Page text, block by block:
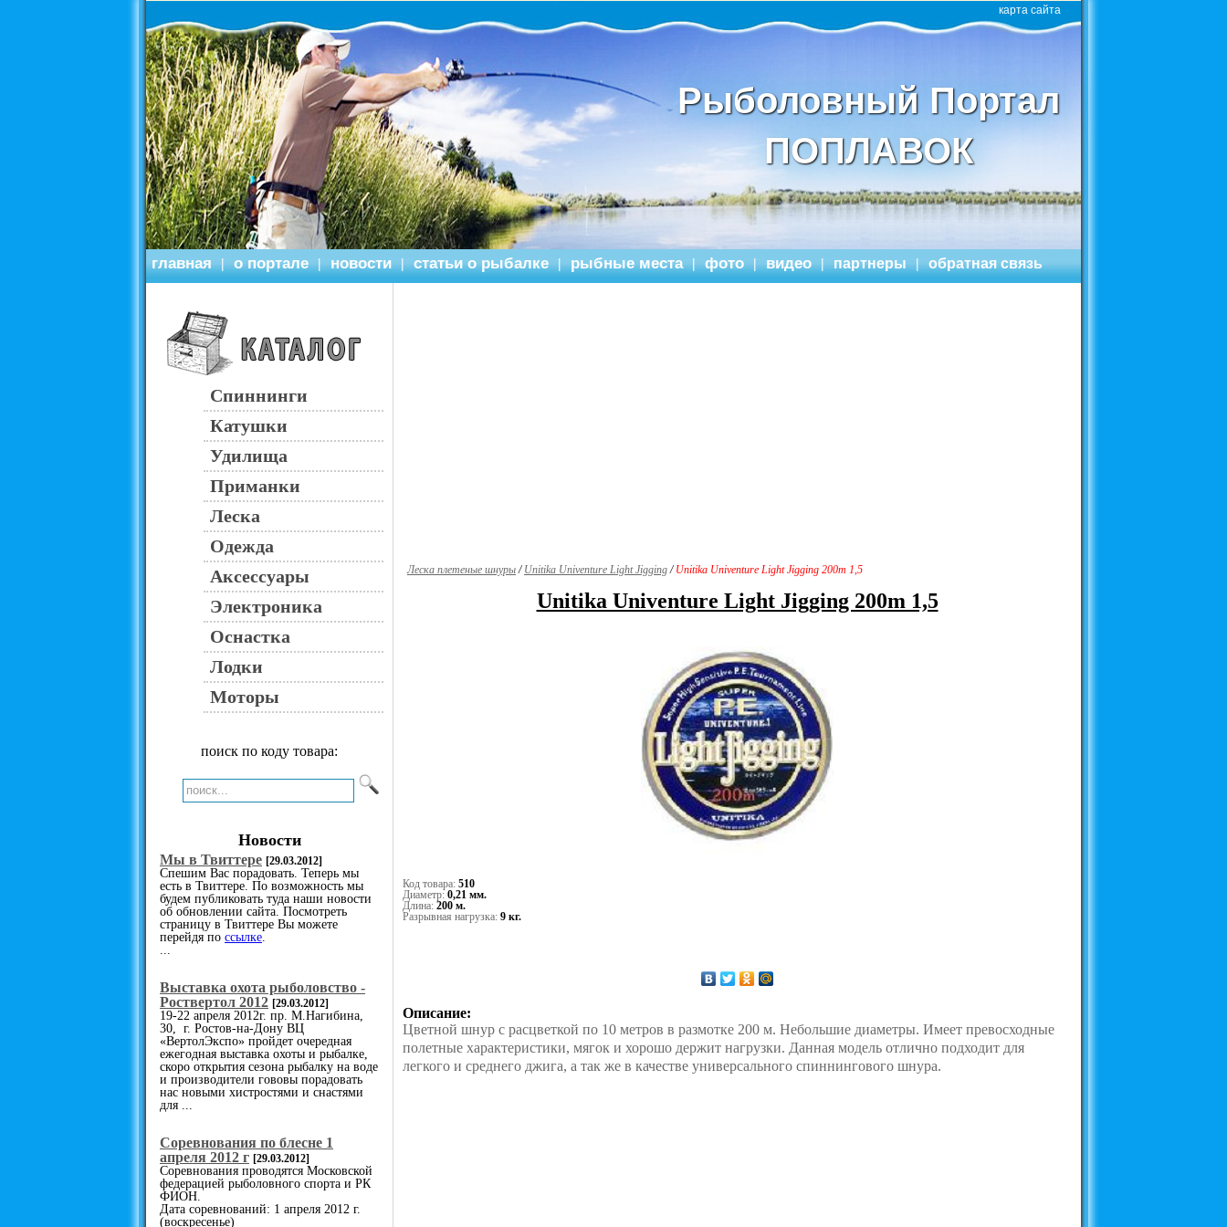
главная | о портале | новости | статьи о рыбалке | рыбные места | фото | видео | партнеры | обратная связь
карта сайта
Рыболовный Портал
ПОПЛАВОК
Спиннинги
Катушки
Удилища
Приманки
Леска
Одежда
Аксессуары
Электроника
Оснастка
Лодки
Моторы
поиск по коду товара:
Новости
Мы в Твиттере [29.03.2012]
Спешим Вас порадовать. Теперь мы
есть в Твиттере. По возможность мы
будем публиковать туда наши новости
об обновлении сайта. Посмотреть
страницу в Твиттере Вы можете
перейдя по ссылке
Выставка охота рыболовство -
Роствертол 2012 [29.03.2012]
19-22 апреля 2012г. пр. М.Нагибина,
30, г. Ростов-на-Дону ВЦ
«ВертолЭкспо» пройдет очередная
ежегодная выставка охоты и рыбалке,
скоро открытия сезона рыбалку на воде
и производители гововы порадовать
нас новыми хистростями и снастями
для ...
Cоревнования по блесне 1
апреля 2012 г [29.03.2012]
Соревнования проводятся Московской
федерацией рыболовного спорта и РК
ФИОН.
Дата соревнований: 1 апреля 2012 г.
(воскресенье)
Леска плетеные шнуры/ Unitika Univenture Light Jigging/ Unitika Univenture Light Jigging 200m 1,5
Unitika Univenture Light Jigging 200m 1,5
Код товара: 510
Диаметр: 0,21 мм.
Длина: 200 м.
Разрывная нагрузка: 9 кг.
Описание:
Цветной шнур с расцветкой по 10 метров в размотке 200 м. Небольшие диаметры. Имеет превосходные
полетные характеристики, мягок и хорошо держит нагрузки. Данная модель отлично подходит для
легкого и среднего джига, а так же в качестве универсального спиннингового шнура.